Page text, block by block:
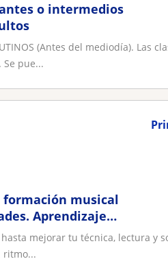
o intermedios
(Antes del mediodía). Las
pue...
formación musical
Aprendizaje
mejorar tu técnica, lectura y
ritmo...